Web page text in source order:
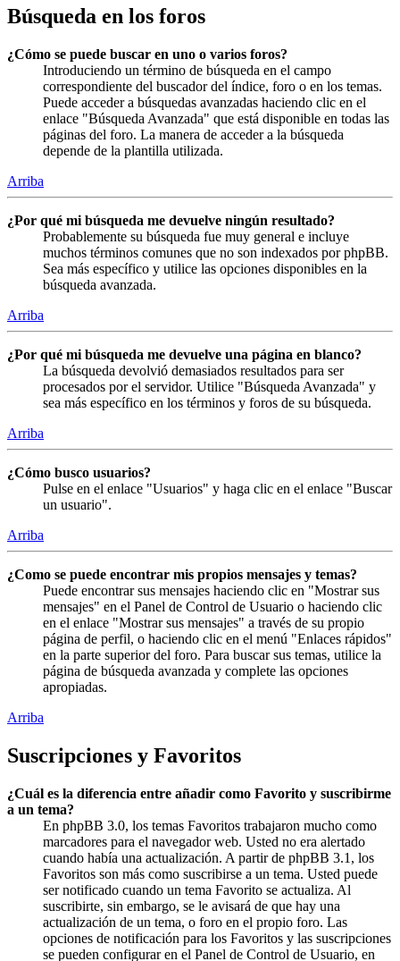
Búsqueda en los foros
¿Cómo se puede buscar en uno o varios foros?
Introduciendo un término de búsqueda en el campo
correspondiente del buscador del índice, foro o en los temas.
Puede acceder a búsquedas avanzadas haciendo clic en el
enlace "Búsqueda Avanzada" que está disponible en todas las
páginas del foro. La manera de acceder a la búsqueda
depende de la plantilla utilizada.
Arriba
¿Por qué mi búsqueda me devuelve ningún resultado?
Probablemente su búsqueda fue muy general e incluye
muchos términos comunes que no son indexados por phpBB.
Sea más específico y utilice las opciones disponibles en la
búsqueda avanzada.
Arriba
¿Por qué mi búsqueda me devuelve una página en blanco?
La búsqueda devolvió demasiados resultados para ser
procesados por el servidor. Utilice "Búsqueda Avanzada" y
sea más específico en los términos y foros de su búsqueda.
Arriba
¿Cómo busco usuarios?
Pulse en el enlace "Usuarios" y haga clic en el enlace "Buscar
un usuario".
Arriba
¿Como se puede encontrar mis propios mensajes y temas?
Puede encontrar sus mensajes haciendo clic en "Mostrar sus
mensajes" en el Panel de Control de Usuario o haciendo clic
en el enlace "Mostrar sus mensajes" a través de su propio
página de perfil, o haciendo clic en el menú "Enlaces rápidos"
en la parte superior del foro. Para buscar sus temas, utilice la
página de búsqueda avanzada y complete las opciones
apropiadas.
Arriba
Suscripciones y Favoritos
¿Cuál es la diferencia entre añadir como Favorito y suscribirme
a un tema?
En phpBB 3.0, los temas Favoritos trabajaron mucho como
marcadores para el navegador web. Usted no era alertado
cuando había una actualización. A partir de phpBB 3.1, los
Favoritos son más como suscribirse a un tema. Usted puede
ser notificado cuando un tema Favorito se actualiza. Al
suscribirte, sin embargo, se le avisará de que hay una
actualización de un tema, o foro en el propio foro. Las
opciones de notificación para los Favoritos y las suscripciones
se pueden configurar en el Panel de Control de Usuario, en